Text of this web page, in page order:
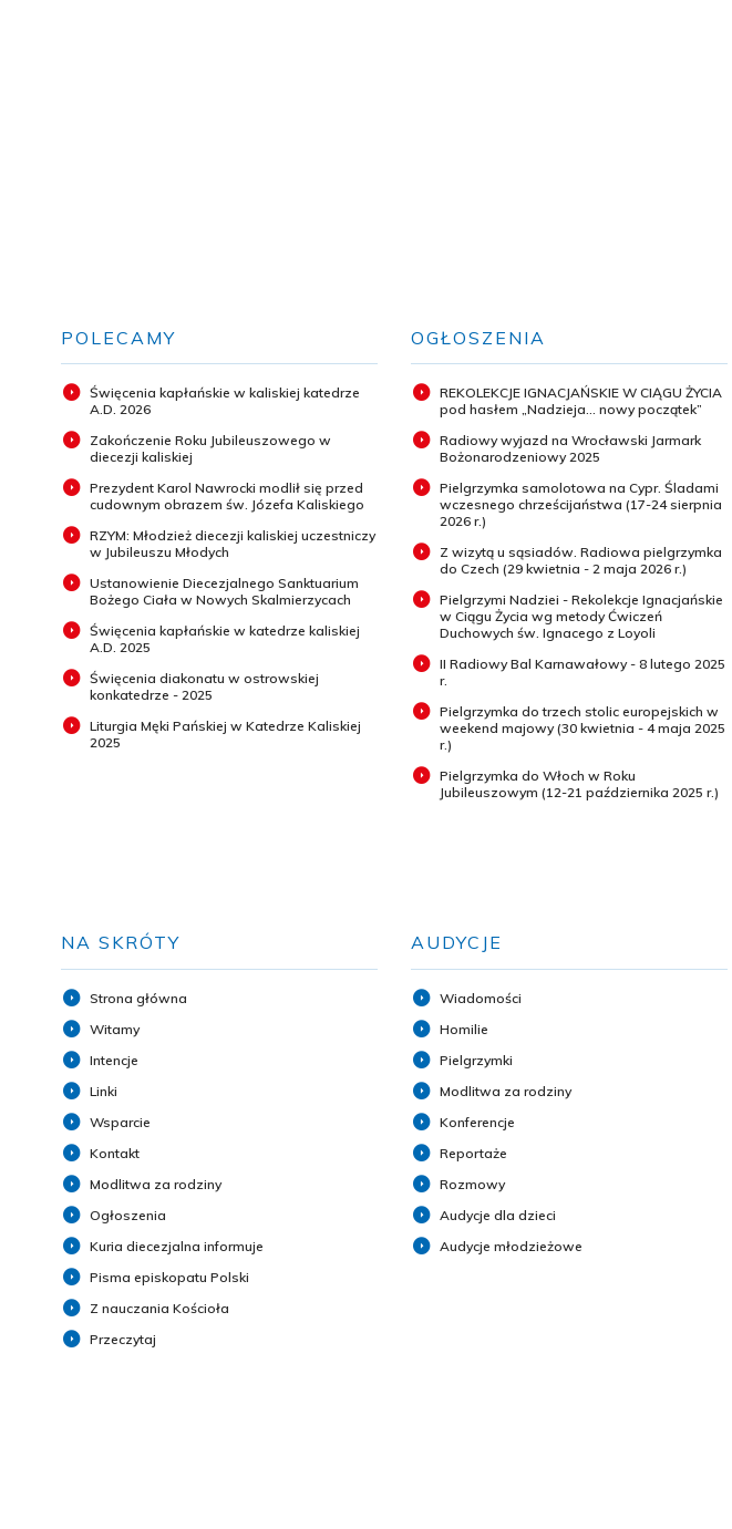
POLECAMY
Święcenia kapłańskie w kaliskiej katedrze
A.D. 2026
Zakończenie Roku Jubileuszowego w
diecezji kaliskiej
Prezydent Karol Nawrocki modlił się przed
cudownym obrazem św. Józefa Kaliskiego
RZYM: Młodzież diecezji kaliskiej uczestniczy
w Jubileuszu Młodych
Ustanowienie Diecezjalnego Sanktuarium
Bożego Ciała w Nowych Skalmierzycach
Święcenia kapłańskie w katedrze kaliskiej
A.D. 2025
Święcenia diakonatu w ostrowskiej
konkatedrze - 2025
Liturgia Męki Pańskiej w Katedrze Kaliskiej
2025
OGŁOSZENIA
REKOLEKCJE IGNACJAŃSKIE W CIĄGU ŻYCIA
pod hasłem „Nadzieja... nowy początek”
Radiowy wyjazd na Wrocławski Jarmark
Bożonarodzeniowy 2025
Pielgrzymka samolotowa na Cypr. Śladami
wczesnego chrześcijaństwa (17-24 sierpnia
2026 r.)
Z wizytą u sąsiadów. Radiowa pielgrzymka
do Czech (29 kwietnia - 2 maja 2026 r.)
Pielgrzymi Nadziei - Rekolekcje Ignacjańskie
w Ciągu Życia wg metody Ćwiczeń
Duchowych św. Ignacego z Loyoli
II Radiowy Bal Karnawałowy - 8 lutego 2025
r.
Pielgrzymka do trzech stolic europejskich w
weekend majowy (30 kwietnia - 4 maja 2025
r.)
Pielgrzymka do Włoch w Roku
Jubileuszowym (12-21 października 2025 r.)
NA SKRÓTY
Strona główna
Witamy
Intencje
Linki
Wsparcie
Kontakt
Modlitwa za rodziny
Ogłoszenia
Kuria diecezjalna informuje
Pisma episkopatu Polski
Z nauczania Kościoła
Przeczytaj
AUDYCJE
Wiadomości
Homilie
Pielgrzymki
Modlitwa za rodziny
Konferencje
Reportaże
Rozmowy
Audycje dla dzieci
Audycje młodzieżowe